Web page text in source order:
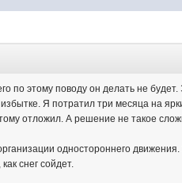
по этому поводу он делать не
Я потратил три месяца на
отложил. А решение не такое
одностороннего
снег сойдет.